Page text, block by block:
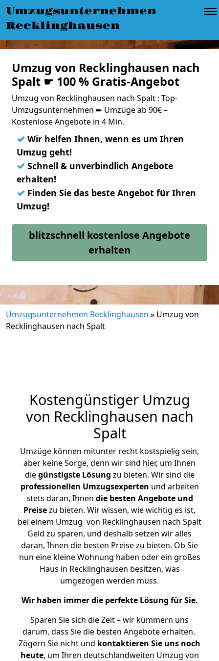
Umzugsunternehmen
Recklinghausen
Umzug von Recklinghausen nach
Spalt ☛ 100 % Gratis-Angebot
Umzug von Recklinghausen nach Spalt : Top-
Umzugsunternehmen ➨ Umzüge ab 90€ –
Kostenlose Angebote in 4 Min.
✓ Wir helfen Ihnen, wenn es um Ihren
Umzug geht!
✓ Schnell & unverbindlich Angebote
erhalten!
✓ Finden Sie das beste Angebot für Ihren
Umzug!
blitzschnell kostenlose Angebote
erhalten
Umzugsunternehmen Recklinghausen » Umzug von
Recklinghausen nach Spalt
Kostengünstiger Umzug
von Recklinghausen nach
Spalt
Umzüge können mitunter recht kostspielig sein,
aber keine Sorge, denn wir sind hier, um Ihnen
diegünstigste Lösung zu bieten. Wir sind die
professionellen Umzugsexperten und arbeiten
stets daran, Ihnen die besten Angebote und
Preisezu bieten. Wir wissen, wie wichtig es ist,
bei einem Umzug von Recklinghausen nach Spalt
Geld zu sparen, und deshalb setzen wir alles
daran, Ihnen die besten Preise zu bieten. Ob Sie
nun eine kleine Wohnung haben oder ein großes
Haus in Recklinghausen besitzen, was
umgezogen werden muss.
Wir haben immer die perfekte Lösung für Sie.
Sparen Sie sich die Zeit – wir kümmern uns
darum, dass Sie die besten Angebote erhalten.
Zögern Sie nicht und kontaktieren Sie uns noch
heute, um Ihren deutschlandweiten Umzug von